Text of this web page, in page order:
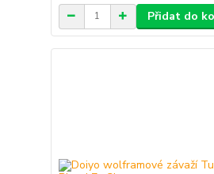
Přidat do